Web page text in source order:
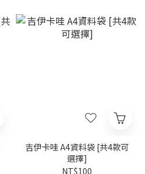
吉伊卡哇 A4資料袋 [共4款可
選擇]
NT$100